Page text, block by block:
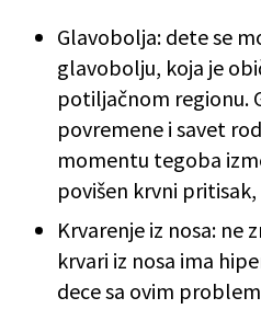
Glavobolja: dete se
glavobolju, koja je
potiljačnom regionu.
povremene i savet
momentu tegoba
povišen krvni
Krvarenje iz nosa: ne
krvari iz nosa ima
dece sa ovim